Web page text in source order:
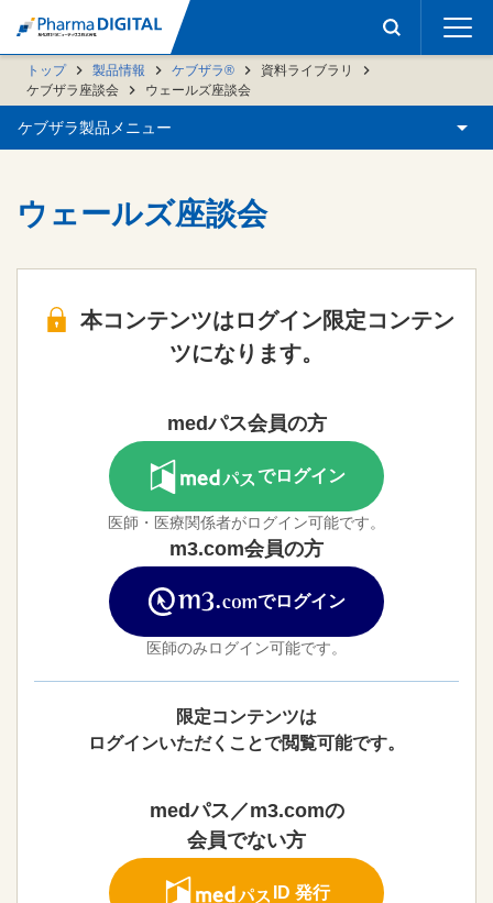
トップ 製品情報 ケブザラ®
資料ライブラリ
ケブザラ座談会
ウェールズ座談会
ケブザラ製品メニュー
ウェールズ座談会
本コンテンツはログイン限定コンテン
ツになります。
medパス会員の方
でログイン
医師・医療関係者がログイン可能です。
m3.com会員の方
でログイン
医師のみログイン可能です。
限定コンテンツは
ログインいただくことで閲覧可能です。
medパス／m3.comの
会員でない方
ID 発行